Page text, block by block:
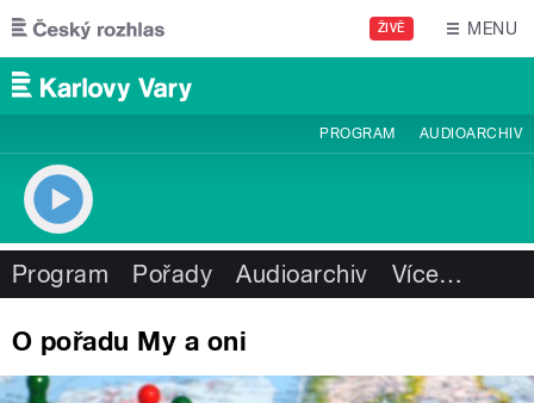
Přejít k hlavnímu obsahu
ŽIVĚ MENU
PROGRAM AUDIOARCHIV
Program Pořady Audioarchiv Více…
O pořadu My a oni